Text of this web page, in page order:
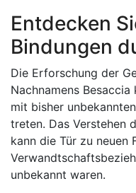
Entdecken
Bindungen
Die Erforschung der
Nachnamens
mit bisher
treten. Das Verstehen
kann die Tür zu neuen
unbekannt waren.